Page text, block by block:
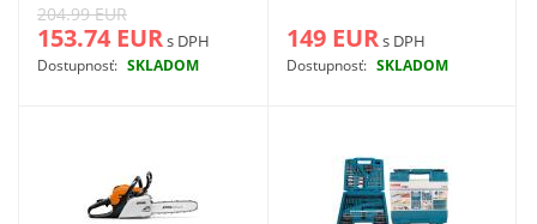
204.99 EUR
153.74 EURs DPH
Dostupnosť: SKLADOM
Viac info
149 EURs DPH
Dostupnosť: SKLADOM
Viac info